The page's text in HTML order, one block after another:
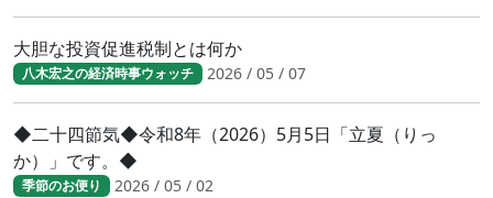
大胆な投資促進税制とは何か
八木宏之の経済時事ウォッチ 2026 / 05 / 07
◆二十四節気◆令和8年（2026）5月5日「立夏（りっ
か）」です。◆
季節のお便り 2026 / 05 / 02